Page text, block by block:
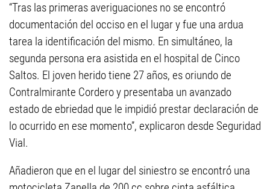
“Tras las primeras averiguaciones no se encontró
documentación del occiso en el lugar y fue una ardua
tarea la identificación del mismo. En simultáneo, la
segunda persona era asistida en el hospital de Cinco
Saltos. El joven herido tiene 27 años, es oriundo de
Contralmirante Cordero y presentaba un avanzado
estado de ebriedad que le impidió prestar declaración de
lo ocurrido en ese momento”, explicaron desde Seguridad
Vial.
Añadieron que en el lugar del siniestro se encontró una